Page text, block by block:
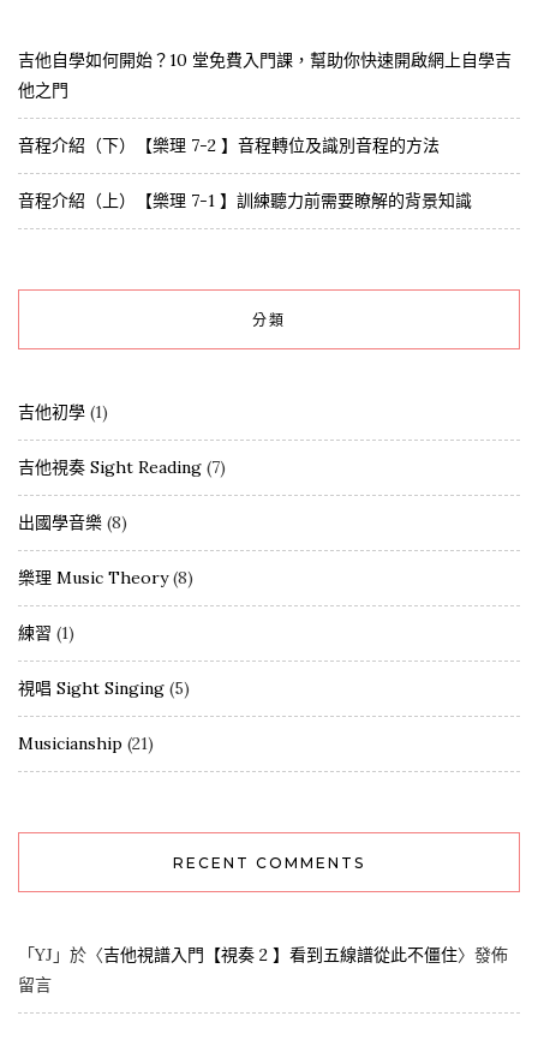
吉他自學如何開始？10 堂免費入門課，幫助你快速開啟網上自學吉
他之門
音程介紹（下）【樂理 7-2 】音程轉位及識別音程的方法
音程介紹（上）【樂理 7-1 】訓練聽力前需要瞭解的背景知識
分類
吉他初學 (1)
吉他視奏 Sight Reading (7)
出國學音樂 (8)
樂理 Music Theory(8)
練習 (1)
視唱 Sight Singing (5)
Musicianship (21)
RECENT COMMENTS
「YJ 」於〈吉他視譜入門【視奏 2 】看到五線譜從此不僵住〉發佈
留言